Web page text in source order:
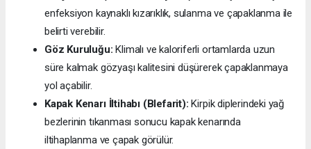
enfeksiyon kaynaklı kızarıklık, sulanma ve çapaklanma ile
belirti verebilir.
Göz Kuruluğu: Klimalı ve kaloriferli ortamlarda uzun
süre kalmak gözyaşı kalitesini düşürerek çapaklanmaya
yol açabilir.
Kapak Kenarı İltihabı (Blefarit): Kirpik diplerindeki yağ
bezlerinin tıkanması sonucu kapak kenarında
iltihaplanma ve çapak görülür.